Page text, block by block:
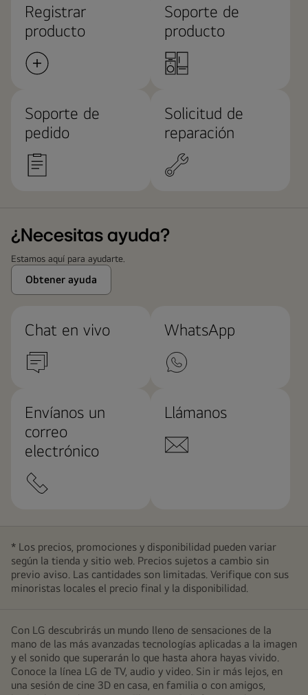
Registrar
producto
Soporte de
producto
Soporte de
pedido
Solicitud de
reparación
¿Necesitas ayuda?
Estamos aquí para ayudarte.
Obtener ayuda
Chat en vivo WhatsApp
Envíanos un
correo
electrónico
Llámanos
* Los precios, promociones y disponibilidad pueden variar
según la tienda y sitio web. Precios sujetos a cambio sin
previo aviso. Las cantidades son limitadas. Verifique con sus
minoristas locales el precio final y la disponibilidad.
Con LG descubrirás un mundo lleno de sensaciones de la
mano de las más avanzadas tecnologías aplicadas a la imagen
y el sonido que superarán lo que hasta ahora hayas vivido.
Conoce la línea LG de TV, audio y video. Sin ir más lejos, en
una sesión de cine 3D en casa, en familia o con amigos,